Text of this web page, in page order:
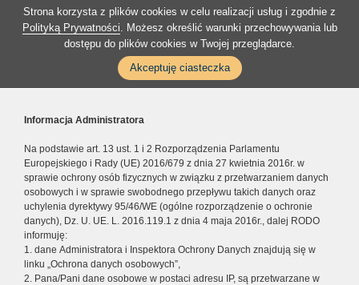
Strona korzysta z plików cookies w celu realizacji usług i zgodnie z
Polityką Prywatności. Możesz określić warunki przechowywania lub
dostępu do plików cookies w Twojej przeglądarce.
Akceptuję ciasteczka
Informacja Administratora
Na podstawie art. 13 ust. 1 i 2 Rozporządzenia Parlamentu
Europejskiego i Rady (UE) 2016/679 z dnia 27 kwietnia 2016r. w
sprawie ochrony osób fizycznych w związku z przetwarzaniem danych
osobowych i w sprawie swobodnego przepływu takich danych oraz
uchylenia dyrektywy 95/46/WE (ogólne rozporządzenie o ochronie
danych), Dz. U. UE. L. 2016.119.1 z dnia 4 maja 2016r., dalej RODO
informuję:
1. dane Administratora i Inspektora Ochrony Danych znajdują się w
linku „Ochrona danych osobowych”,
2. Pana/Pani dane osobowe w postaci adresu IP, są przetwarzane w